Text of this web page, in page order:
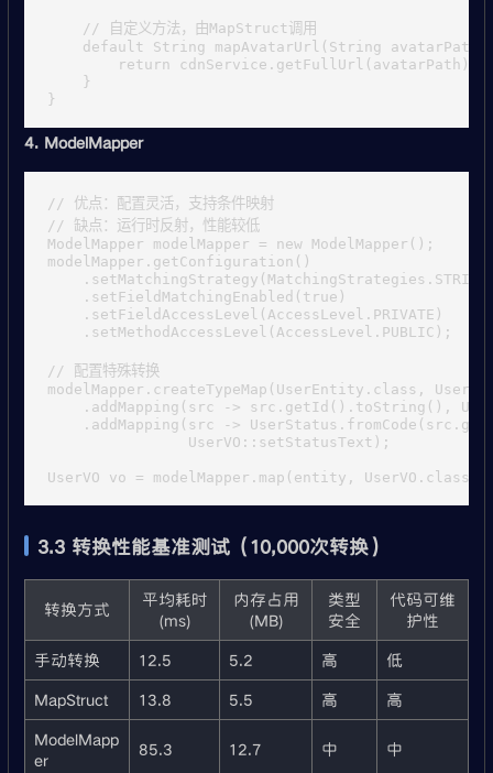
    // 自定义方法，由MapStruct调用
default String mapAvatarUrl(String avatarPath)
        return cdnService.getFullUrl(avatarPath);
    }
4. ModelMapper
// 优点：配置灵活，支持条件映射
// 缺点：运行时反射，性能较低
ModelMapper modelMapper = new ModelMapper();
modelMapper.getConfiguration()
    .setFieldMatchingEnabled(true)
    .setFieldAccessLevel(AccessLevel.PRIVATE)
    .setMethodAccessLevel(AccessLevel.PUBLIC);
// 配置特殊转换
modelMapper.createTypeMap(UserEntity.class,
.addMapping(src -> src.getId().toString(),
.addMapping(src ->
                UserVO::setStatusText);
3.3 转换性能基准测试（10,000次转换）
转换方式
平均耗时
(ms)
内存占用
(MB)
类型
安全
代码可维
护性
手动转换
12.5 5.2 高
低
MapStruct
13.8 5.5 高
高
ModelMapp
er
85.3 12.7 中 中